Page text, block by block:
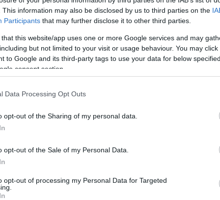
This information may also be disclosed by us to third parties on the
Participants that may further disclose it to other third parties.
that this website/app uses one or more Google services and may
but not limited to your visit or usage behaviour. You may
to Google and its third-party tags to use your data for below
consent section.
Data Processing Opt Outs
opt-out of the Sharing of my personal data.
opt-out of the Sale of my Personal Data.
opt-out of processing my Personal Data for Targeted
Renault απέκτησε νέο CEO, τώρα αποκτά και νέα
ανακοίνωσε ένα ένα νέο πρόγραμμα οργάνωσης των
πούλησαν οι μάρκες τον Ιούλιο του
Εισαγωγέων Αντιπροσώπων Αυτοκινήτων και Δικύκλων
της J.D Power για το 2020